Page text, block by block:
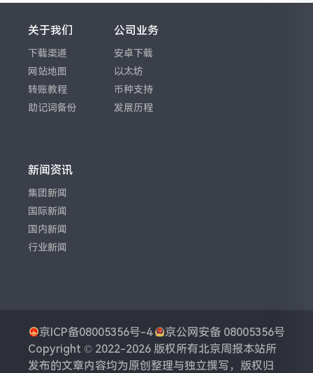
关于我们
下载渠道
网站地图
转账教程
助记词备份
公司业务
安卓下载
以太坊
币种支持
发展历程
新闻资讯
集团新闻
国际新闻
国内新闻
行业新闻
京ICP备08005356号-4
京公网安备 08005356号
Copyright © 2022-2026 版权所有北京周报本站所
发布的文章内容均为原创整理与独立撰写，版权归